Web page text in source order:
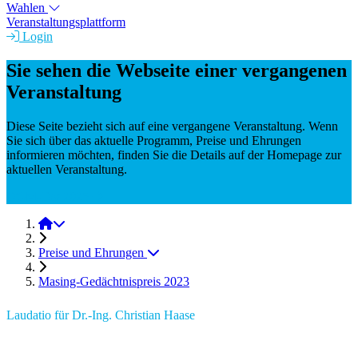
Wahlen
Veranstaltungsplattform
Login
Sie sehen die Webseite einer vergangenen
Veranstaltung
Diese Seite bezieht sich auf eine vergangene Veranstaltung. Wenn
Sie sich über das aktuelle Programm, Preise und Ehrungen
informieren möchten, finden Sie die Details auf der Homepage zur
aktuellen Veranstaltung.
DGM-Tag 2023
Preise und Ehrungen
Masing-Gedächtnispreis 2023
Laudatio für Dr.-Ing. Christian Haase